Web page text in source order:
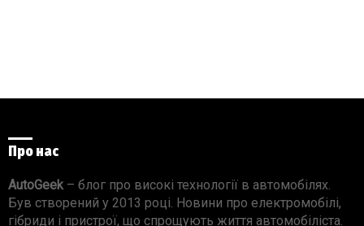
Про нас
AutoGeek– блог про високі технології в автомобілях.
Був створений у 2013 році. Новини про електромобілі,
гібриди і пристрої, що спрощують життя автомобіліста.